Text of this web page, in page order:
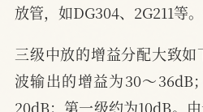
放管，如DG304、2G211等。
三级中放的增益分配大致
波输出的增益为30～36dB
20dB；第一级约为10dB。